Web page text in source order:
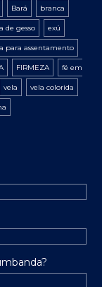
Bará branca
de gesso exú
para assentamento
FIRMEZA fé em
vela vela colorida